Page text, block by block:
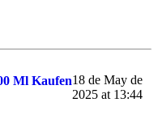
Ml Kaufen18 de May de
2025 at 13:44